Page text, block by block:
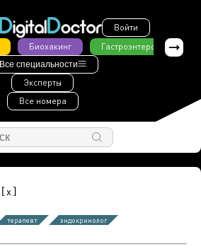
Войти
Биохакинг Гастроэнтерология
Все специальности
Эксперты
Все номера
[x]
терапевт эндокринолог